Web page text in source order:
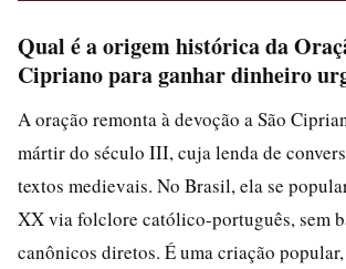
Qual é a origem histórica da
Cipriano para ganhar dinheiro
A oração remonta à devoção a São
mártir do século III, cuja lenda de
textos medievais. No Brasil, ela se
XX via folclore católico-português, sem
canônicos diretos. É uma criação